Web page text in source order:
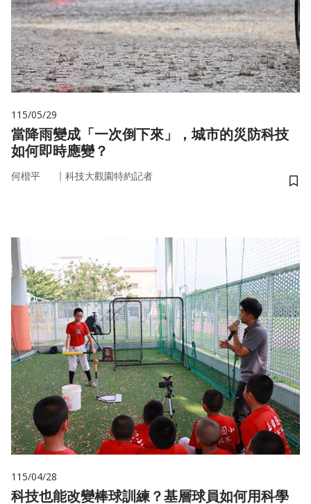
115/05/29
當降雨變成「一次倒下來」，城市的災防科技
如何即時應變？
何楷平 ｜ 科技大觀園特約記者
儲
115/04/28
科技也能改變棒球訓練？基層球員如何用科學